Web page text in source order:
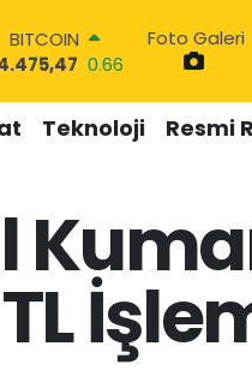
DOLAR
0.05
55,1336
STERLİN
6527.85 0.54
BİST100
13.703 0
BITCOIN
0.66
Foto Galeri
Teknoloji Resmi